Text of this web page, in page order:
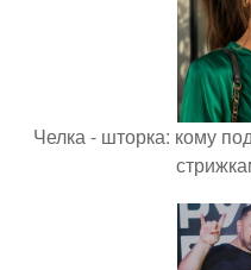
Челка - шторка: кому